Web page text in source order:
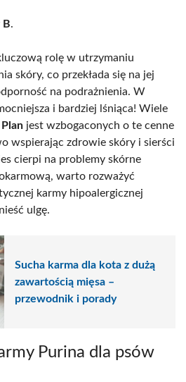
B.
rolę w utrzymaniu
skóry, co przekłada się na jej
na podrażnienia. W
i bardziej lśniąca! Wiele
jest wzbogaconych o te cenne
wspierając zdrowie skóry i sierści
cierpi na problemy skórne
warto rozważyć
karmy hipoalergicznej
ulgę.
Sucha karma dla kota z dużą
zawartością mięsa –
przewodnik i porady
Purina dla psów